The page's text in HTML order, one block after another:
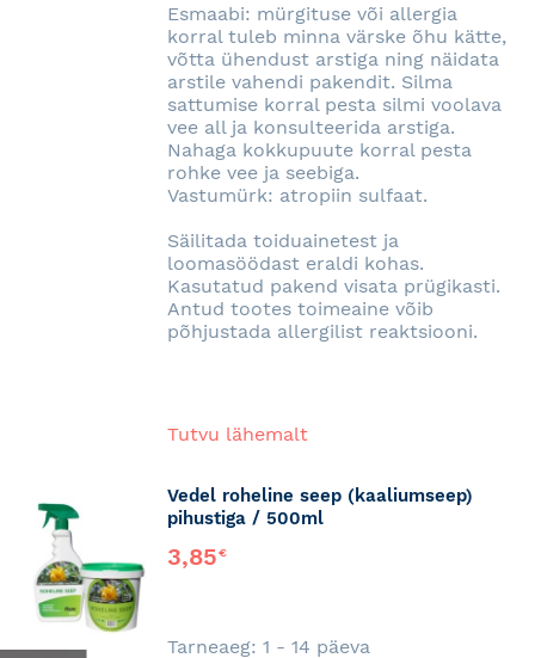
Esmaabi: mürgituse või allergia
korral tuleb minna värske õhu kätte,
võtta ühendust arstiga ning näidata
arstile vahendi pakendit. Silma
sattumise korral pesta silmi voolava
vee all ja konsulteerida arstiga.
Nahaga kokkupuute korral pesta
rohke vee ja seebiga.
Vastumürk: atropiin sulfaat.
Säilitada toiduainetest ja
loomasöödast eraldi kohas.
Kasutatud pakend visata prügikasti.
Antud tootes toimeaine võib
põhjustada allergilist reaktsiooni.
Tutvu lähemalt
Vedel roheline seep (kaaliumseep)
pihustiga / 500ml
3,85€
Tarneaeg: 1 - 14 päeva